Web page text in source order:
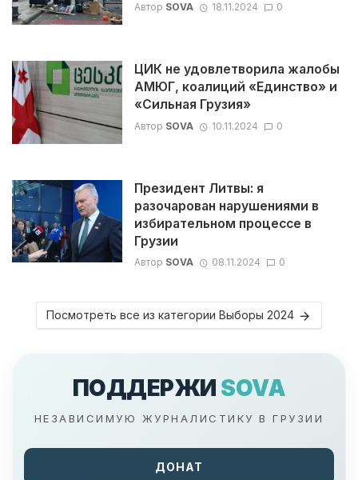
Автор SOVA 18.11.2024 0
ЦИК не удовлетворила жалобы
АМЮГ, коалиций «Единство» и
«Сильная Грузия»
Автор SOVA 10.11.2024 0
Президент Литвы: я
разочарован нарушениями в
избирательном процессе в
Грузии
Автор SOVA 08.11.2024 0
Посмотреть все из категории Выборы 2024
ПОДДЕРЖИ SOVA
НЕЗАВИСИМУЮ ЖУРНАЛИСТИКУ В ГРУЗИИ
ДОНАТ